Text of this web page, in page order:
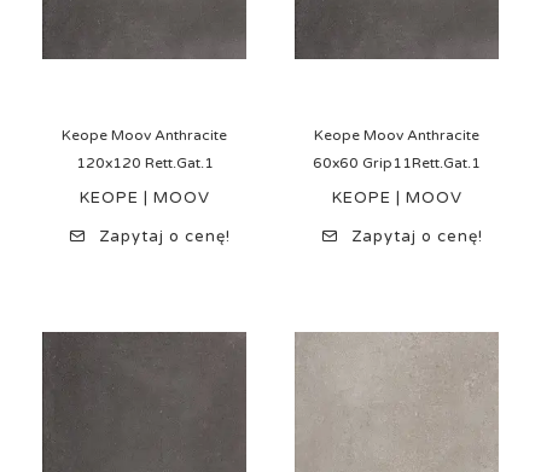
Keope Moov Anthracite
120x120 Rett.Gat.1
KEOPE | MOOV
Zapytaj o cenę!
Keope Moov Anthracite
60x60 Grip11Rett.Gat.1
KEOPE | MOOV
Zapytaj o cenę!